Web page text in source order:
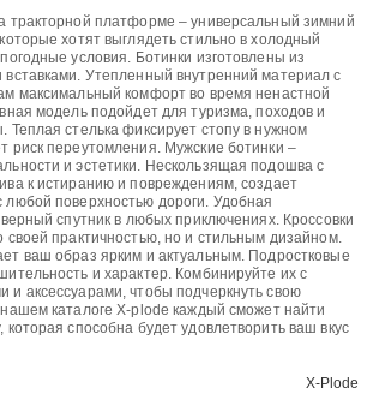
тракторной платформе – универсальный зимний
хотят выглядеть стильно в холодный
условия. Ботинки изготовлены из
Утепленный внутренний материал с
максимальный комфорт во время ненастной
модель подойдет для туризма, походов и
Теплая стелька фиксирует стопу в нужном
риск переутомления. Мужские ботинки –
и эстетики. Нескользящая подошва с
к истиранию и повреждениям, создает
поверхностью дороги. Удобная
верный спутник в любых приключениях. Кроссовки
своей практичностью, но и стильным дизайном.
ваш образ ярким и актуальным. Подростковые
и характер. Комбинируйте их с
и аксессуарами, чтобы подчеркнуть свою
каталоге X-plode каждый сможет найти
способна будет удовлетворить ваш вкус
X-Plode